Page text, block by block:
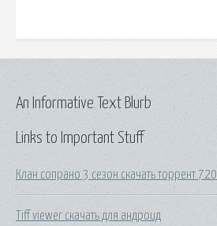
Links to Important Stuff
Клан сопрано 3 сезон скачать торрент 720
Tiff viewer скачать для андроид
An Informative Text Blurb